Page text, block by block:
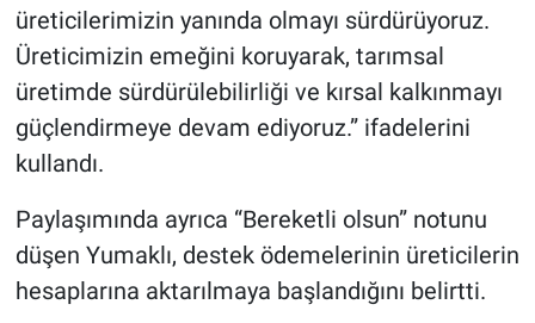
üreticilerimizin yanında olmayı sürdürüyoruz.
Üreticimizin emeğini koruyarak, tarımsal
üretimde sürdürülebilirliği ve kırsal kalkınmayı
güçlendirmeye devam ediyoruz.” ifadelerini
kullandı.
Paylaşımında ayrıca “Bereketli olsun” notunu
düşen Yumaklı, destek ödemelerinin üreticilerin
hesaplarına aktarılmaya başlandığını belirtti.